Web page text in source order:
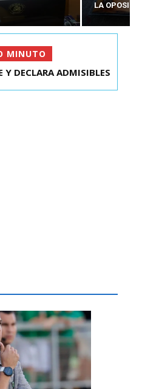
LA
MINUTO
DE CAPITÁN YÁBER
ADMISIBLES